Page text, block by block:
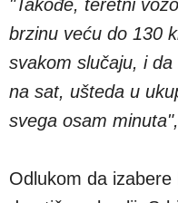
"Takođe, teretni
brzinu veću do 130
svakom slučaju, i
na sat, ušteda u
svega osam minuta",
Odlukom da